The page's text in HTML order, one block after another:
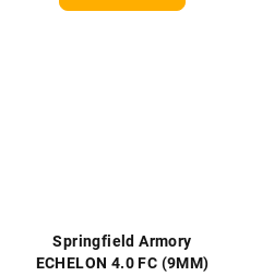
ECHELON 4.0 FC (9MM)
Springfield Armory